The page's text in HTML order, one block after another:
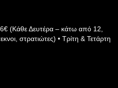
(Κάθε Δευτέρα – κάτω από 12,
στρατιώτες) • Τρίτη & Τετάρτη